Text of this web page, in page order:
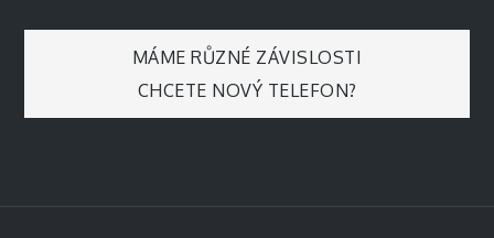
Navigace
pro
MÁME RŮZNÉ ZÁVISLOSTI
CHCETE NOVÝ TELEFON?